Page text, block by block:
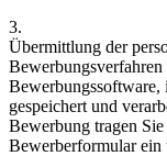
3.
Übermittlung der
gespeichert und
Bewerbung tragen
Bewerberformular ein